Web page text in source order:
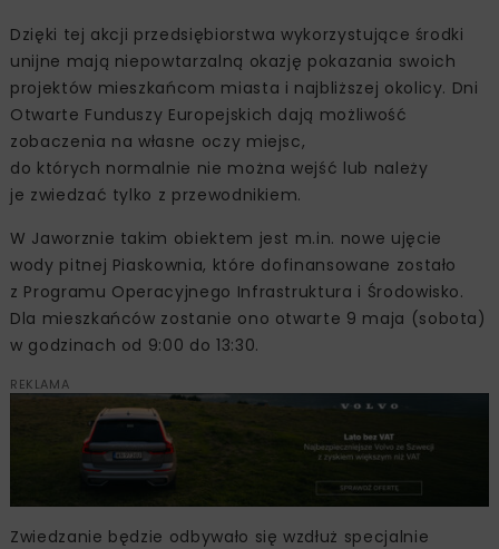
Dzięki tej akcji przedsiębiorstwa wykorzystujące środki
unijne mają niepowtarzalną okazję pokazania swoich
projektów mieszkańcom miasta i najbliższej okolicy. Dni
Otwarte Funduszy Europejskich dają możliwość
zobaczenia na własne oczy miejsc,
do których normalnie nie można wejść lub należy
je zwiedzać tylko z przewodnikiem.
W Jaworznie takim obiektem jest m.in. nowe ujęcie
wody pitnej Piaskownia, które dofinansowane zostało
z Programu Operacyjnego Infrastruktura i Środowisko.
Dla mieszkańców zostanie ono otwarte 9 maja (sobota)
w godzinach od 9:00 do 13:30.
REKLAMA
Zwiedzanie będzie odbywało się wzdłuż specjalnie